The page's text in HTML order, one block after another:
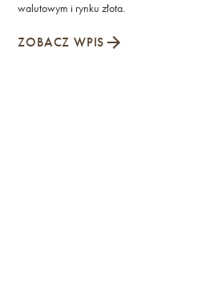
walutowym i rynku złota.
ZOBACZ WPIS